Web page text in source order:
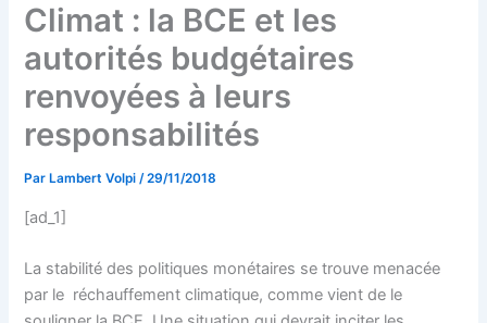
Climat : la BCE et les
autorités budgétaires
renvoyées à leurs
responsabilités
Par Lambert Volpi/29/11/2018
[ad_1]
La stabilité des politiques monétaires se trouve menacée
par le réchauffement climatique, comme vient de le